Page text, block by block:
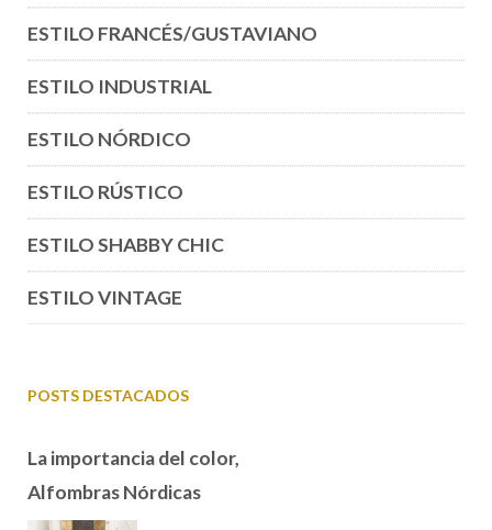
ESTILO FRANCÉS/GUSTAVIANO
ESTILO INDUSTRIAL
ESTILO NÓRDICO
ESTILO RÚSTICO
ESTILO SHABBY CHIC
ESTILO VINTAGE
POSTS DESTACADOS
La importancia del color,
Alfombras Nórdicas